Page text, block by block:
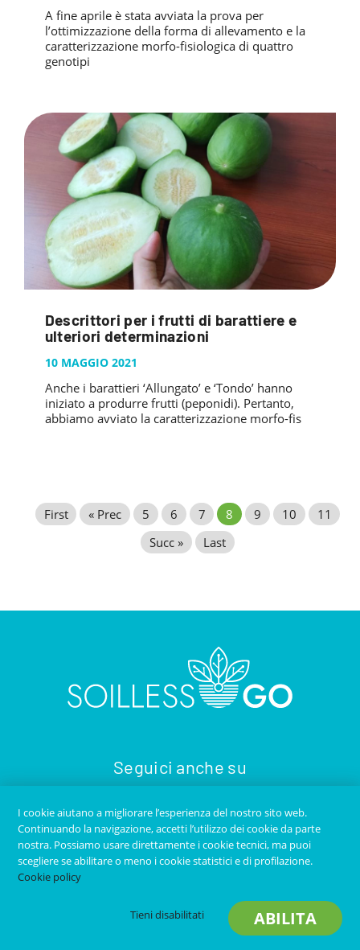
A fine aprile è stata avviata la prova per
l’ottimizzazione della forma di allevamento e la
caratterizzazione morfo-fisiologica di quattro
genotipi
Descrittori per i frutti di barattiere e
ulteriori determinazioni
10 MAGGIO 2021
Anche i barattieri ‘Allungato’ e ‘Tondo’ hanno
iniziato a produrre frutti (peponidi). Pertanto,
abbiamo avviato la caratterizzazione morfo-fis
First « Prec 5 6 7 8 9 10
11
Succ »
Last
Seguici anche su
- Tutti i diritti riservati -
-Credits
I cookie aiutano a migliorare l’esperienza del nostro sito web.
Continuando la navigazione, accetti l’utilizzo dei cookie da parte
nostra. Possiamo usare direttamente i cookie tecnici, ma puoi
scegliere se abilitare o meno i cookie statistici e di profilazione.
Cookie policy
ABILITA
Tieni disabilitati